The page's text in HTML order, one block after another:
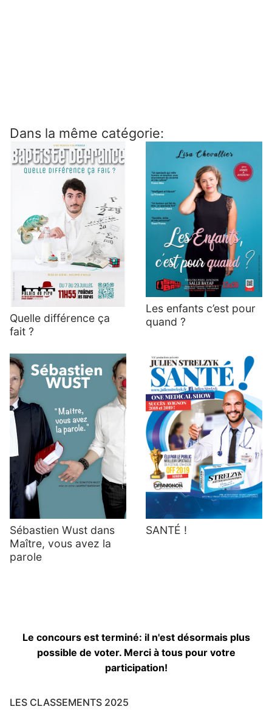
Dans la même catégorie:
Quelle différence ça
fait ?
Les enfants c’est pour
quand ?
Sébastien Wust dans
Maître, vous avez la
parole
SANTÉ !
Le concours est terminé: il n'est désormais plus
possible de voter. Merci à tous pour votre
participation!
LES CLASSEMENTS 2025